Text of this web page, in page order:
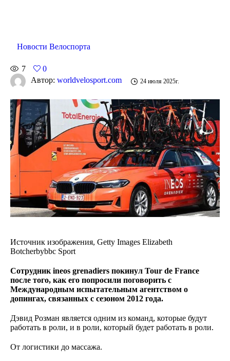
Новости Велоспорта
7
0
Автор: worldvelosport.com 24 июля 2025г.
Источник изображения, Getty Images Elizabeth
Botcherbybbc Sport
Сотрудник ineos grenadiers покинул Tour de France
после того, как его попросили поговорить с
Международным испытательным агентством о
допингах, связанных с сезоном 2012 года.
Дэвид Розман является одним из команд, которые будут
работать в роли, и в роли, который будет работать в роли.
От логистики до массажа.